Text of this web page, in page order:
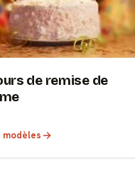
de remise de
modèles